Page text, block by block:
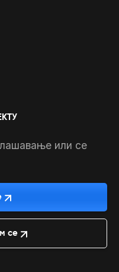
или се
се